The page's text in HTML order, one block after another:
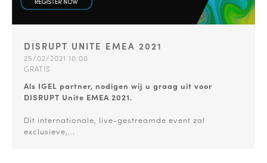
DISRUPT UNITE EMEA 2021
25/02/2021 10:00
GRATIS
Als IGEL partner, nodigen wij u graag uit voor
DISRUPT Unite EMEA 2021.
Dit internationale, live-gestreamde event zal
exclusieve,...